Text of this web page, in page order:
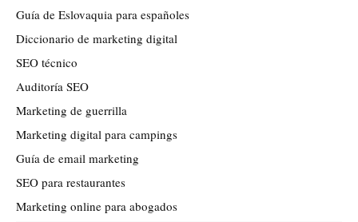
Guía de Eslovaquia para españoles
Diccionario de marketing digital
SEO técnico
Auditoría SEO
Marketing de guerrilla
Marketing digital para campings
Guía de email marketing
SEO para restaurantes
Marketing online para abogados